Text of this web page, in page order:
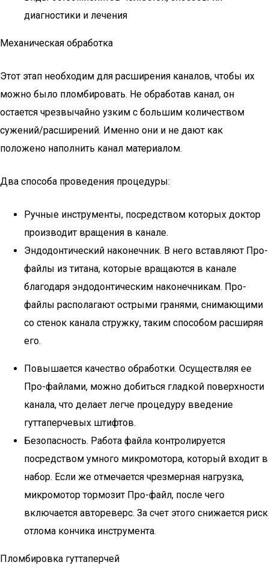
диагностики и лечения
Механическая обработка
Этот этап необходим для расширения каналов, чтобы их
можно было пломбировать. Не обработав канал, он
остается чрезвычайно узким с большим количеством
сужений/расширений. Именно они и не дают как
положено наполнить канал материалом.
Два способа проведения процедуры:
Ручные инструменты, посредством которых доктор
производит вращения в канале.
Эндодонтический наконечник. В него вставляют Про-
файлы из титана, которые вращаются в канале
благодаря эндодонтическим наконечникам. Про-
файлы располагают острыми гранями, снимающими
со стенок канала стружку, таким способом расширяя
его.
Повышается качество обработки. Осуществляя ее
Про-файлами, можно добиться гладкой поверхности
канала, что делает легче процедуру введение
гуттаперчевых штифтов.
Безопасность. Работа файла контролируется
посредством умного микромотора, который входит в
набор. Если же отмечается чрезмерная нагрузка,
микромотор тормозит Про-файл, после чего
включается автореверс. За счет этого снижается риск
отлома кончика инструмента.
Пломбировка гуттаперчей